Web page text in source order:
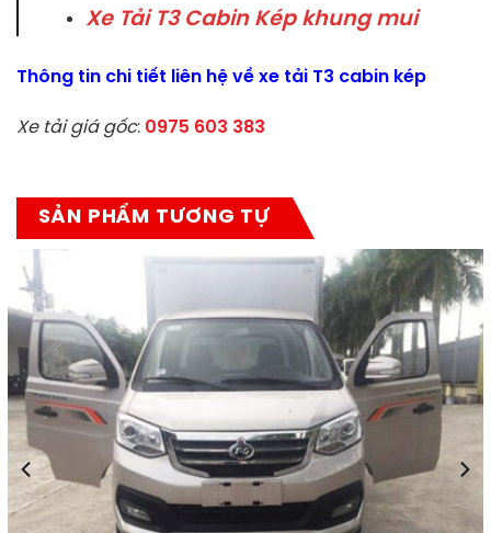
Xe Tải T3 Cabin Kép khung mui
Thông tin chi tiết liên hệ về xe tải T3 cabin kép
Xe tải giá gốc: 0975 603 383
SẢN PHẨM TƯƠNG TỰ